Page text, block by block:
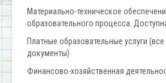
Материально-техническое
образовательного процесса.
Платные образовательные услуги
документы)
Финансово-хозяйственная